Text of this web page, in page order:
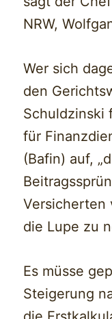
NRW,
Wer sich
den
Schuldzinski
für
(Bafin) auf,
Versicherten
die Lupe zu
Es müsse
Steigerung